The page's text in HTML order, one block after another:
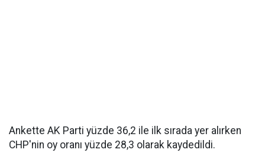
Ankette AK Parti yüzde 36,2 ile ilk sırada yer alırken
CHP'nin oy oranı yüzde 28,3 olarak kaydedildi.